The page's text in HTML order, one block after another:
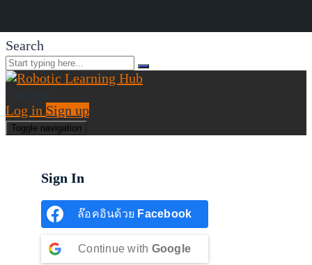
Search
Category
Log in Sign up
Toggle navigation
Sign In
ล๊อคอินด้วย Facebook
Continue with Google